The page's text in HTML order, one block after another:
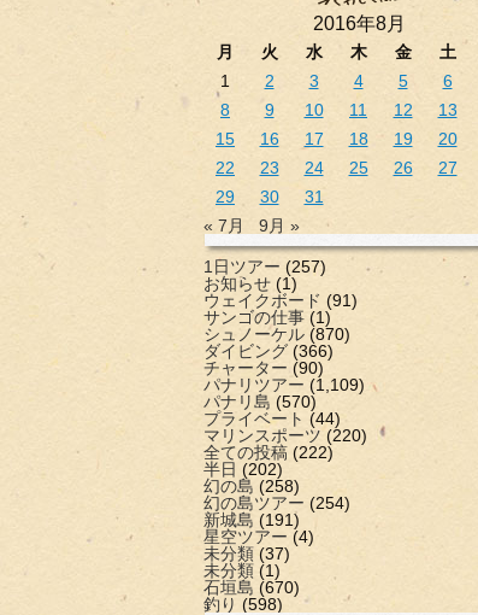
2016年8月
月 火 水 木 金 土
1
2 3 4 5 6
8
9 10 11 12 13
15
16 17 18 19 20
22
23 24 25 26 27
29
30
31
« 7月
9月 »
1日ツアー (257)
お知らせ (1)
ウェイクボード (91)
サンゴの仕事 (1)
シュノーケル (870)
ダイビング (366)
チャーター (90)
パナリツアー (1,109)
パナリ島 (570)
プライベート (44)
マリンスポーツ (220)
全ての投稿 (222)
半日 (202)
幻の島 (258)
幻の島ツアー (254)
新城島 (191)
星空ツアー (4)
未分類 (37)
未分類 (1)
石垣島 (670)
釣り (598)